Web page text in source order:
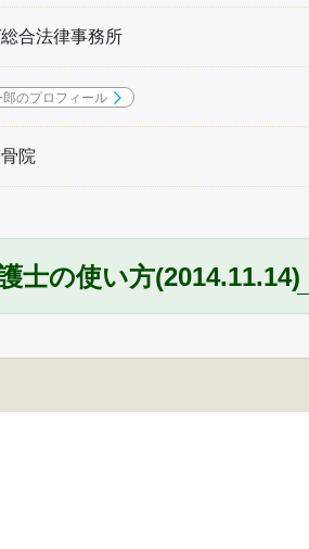
合法律事務所
郎のプロフィール
院
士の使い方(2014.11.14)